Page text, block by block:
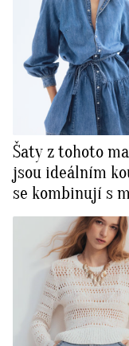
Šaty z tohoto
jsou ideálním
se kombinují s